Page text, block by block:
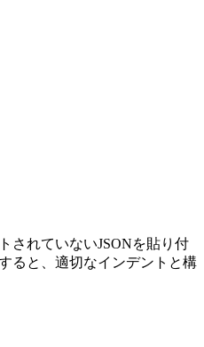
されていないJSONを貼り付
ると、適切なインデントと構